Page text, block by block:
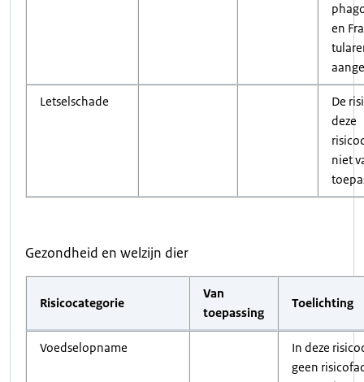
en
Letselschade
De
deze
niet
Gezondheid en welzijn dier
Risicocategorie
Van
toepassing
Toelichting
Voedselopname
In deze
geen